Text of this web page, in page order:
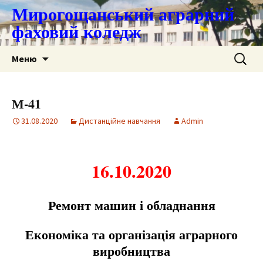
Мирогощанський аграрний
фаховий коледж
Меню Пошук:
М-41
31.08.2020 Дистанційне навчання Admin
16.10.2020
Ремонт машин і обладнання
Економіка та організація аграрного
виробництва